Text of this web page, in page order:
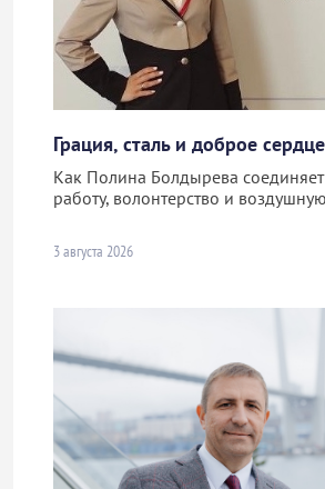
Грация, сталь и доброе сердце
Как Полина Болдырева
работу, волонтерство и
3 августа 2026